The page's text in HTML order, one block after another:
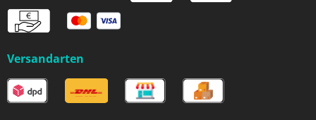
Versandarten